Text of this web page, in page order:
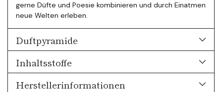
gerne Düfte und Poesie kombinieren und durch Einatmen
neue Welten erleben.
Duftpyramide
Inhaltsstoffe
Herstellerinformationen